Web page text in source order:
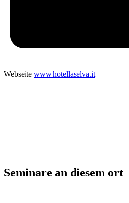
Webseite www.hotellaselva.it
Seminare an diesem ort